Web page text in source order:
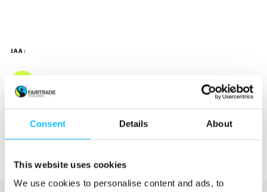
Consent Details About
This website uses cookies
We use cookies to personalise content and ads, to
JAA: